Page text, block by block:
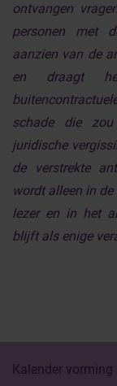
ontvangen
personen met
aanzien van de
en draagt
schade die
juridische
de verstrekte
wordt alleen in
lezer en in het
blijft als enige
Kalender vorming